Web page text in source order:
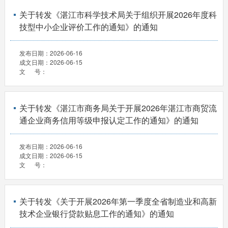
关于转发《湛江市科学技术局关于组织开展2026年度科
技型中小企业评价工作的通知》的通知
发布日期： 2026-06-16
成文日期： 2026-06-15
文 号：
关于转发《湛江市商务局关于开展2026年湛江市商贸流
通企业商务信用等级申报认定工作的通知》的通知
发布日期： 2026-06-16
成文日期： 2026-06-15
文 号：
关于转发《关于开展2026年第一季度全省制造业和高新
技术企业银行贷款贴息工作的通知》的通知